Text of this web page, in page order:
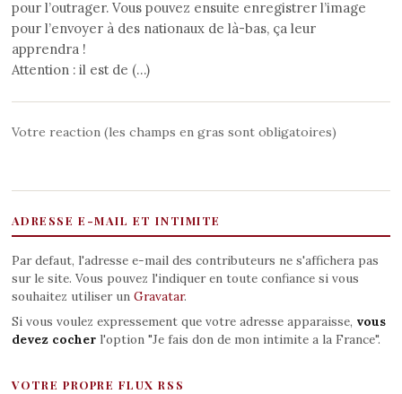
pour l’outrager. Vous pouvez ensuite enregistrer l’image
pour l’envoyer à des nationaux de là-bas, ça leur
apprendra !
Attention : il est de (…)
Votre reaction (les champs en gras sont obligatoires)
ADRESSE E-MAIL ET INTIMITE
Par defaut, l'adresse e-mail des contributeurs ne s'affichera pas
sur le site. Vous pouvez l'indiquer en toute confiance si vous
souhaitez utiliser un Gravatar.
Si vous voulez expressement que votre adresse apparaisse, vous
devez cocherl'option "Je fais don de mon intimite a la France".
VOTRE PROPRE FLUX RSS